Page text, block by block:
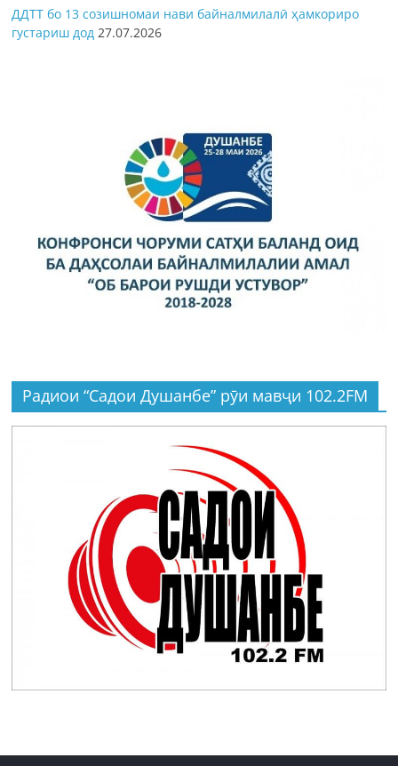
ДДТТ бо 13 созишномаи нави байналмилалӣ ҳамкориро
густариш дод 27.07.2026
Радиои “Садои Душанбе” рӯи мавҷи 102.2FM